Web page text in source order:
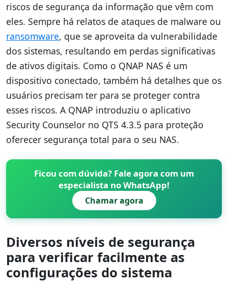
riscos de segurança da informação que vêm com
eles. Sempre há relatos de ataques de malware ou
ransomware, que se aproveita da vulnerabilidade
dos sistemas, resultando em perdas significativas
de ativos digitais. Como o QNAP NAS é um
dispositivo conectado, também há detalhes que os
usuários precisam ter para se proteger contra
esses riscos. A QNAP introduziu o aplicativo
Security Counselor no QTS 4.3.5 para proteção
oferecer segurança total para o seu NAS.
Ficou com dúvida? Fale agora com um
especialista no WhatsApp!
Chamar agora
Diversos níveis de segurança
para verificar facilmente as
configurações do sistema